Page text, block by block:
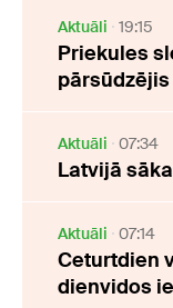
Aktuāli 19:15
Priekules
Aktuāli 07:34
Latvijā
Aktuāli 07:14
Ceturtdien
dienvidos